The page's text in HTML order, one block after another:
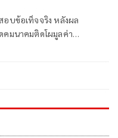
บข้อเท็จจริง หลังผล
คมนาคมติดโผมูลค่า